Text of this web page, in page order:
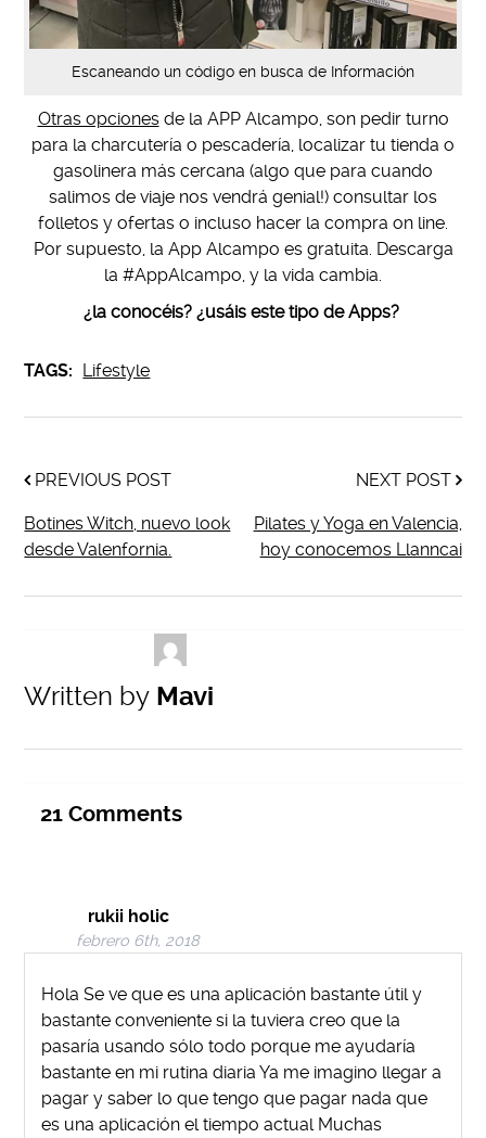
Escaneando un código en busca de Información
Otras opcionesde la APP Alcampo, son pedir turno
para la charcutería o pescadería, localizar tu tienda o
gasolinera más cercana (algo que para cuando
salimos de viaje nos vendrá genial!) consultar los
folletos y ofertas o incluso hacer la compra on line.
Por supuesto, la App Alcampo es gratuita. Descarga
la #AppAlcampo, y la vida cambia.
¿la conocéis? ¿usáis este tipo de Apps?
TAGS: Lifestyle
PREVIOUS POST
Botines Witch, nuevo look
desde Valenfornia.
NEXT POST
Pilates y Yoga en Valencia,
hoy conocemos Llanncai
Written by Mavi
21 Comments
rukii holic
febrero 6th, 2018
Hola Se ve que es una aplicación bastante útil y
bastante conveniente si la tuviera creo que la
pasaría usando sólo todo porque me ayudaría
bastante en mi rutina diaria Ya me imagino llegar a
pagar y saber lo que tengo que pagar nada que
es una aplicación el tiempo actual Muchas